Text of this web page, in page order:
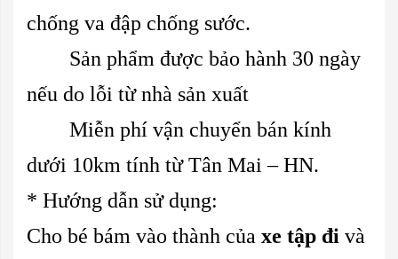
chống va đập chống sước.
Sản phẩm được bảo hành 30 ngày
nếu do lỗi từ nhà sản xuất
Miễn phí vận chuyển bán kính
dưới 10km tính từ Tân Mai – HN.
* Hướng dẫn sử dụng:
Cho bé bám vào thành của xe tập đi và